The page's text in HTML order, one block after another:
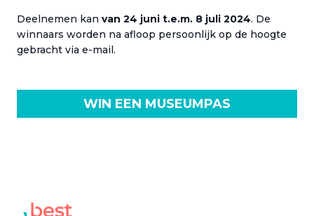
Deelnemen kan van 24 juni t.e.m. 8 juli 2024. De
winnaars worden na afloop persoonlijk op de hoogte
gebracht via e-mail.
WIN EEN MUSEUMPAS